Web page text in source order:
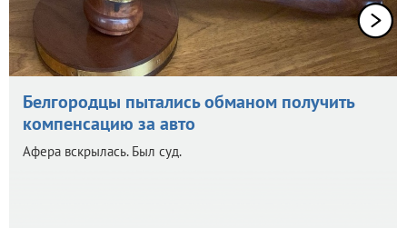
Белгородцы пытались обманом получить
компенсацию за авто
Афера вскрылась. Был суд.